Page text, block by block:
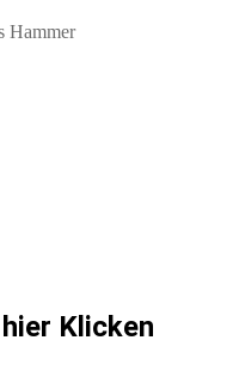
Hammer
Klicken